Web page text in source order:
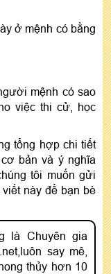
ở mệnh có bằng
mệnh có sao
việc thi cử, học
tổng hợp chi tiết
bản và ý nghĩa
tôi muốn gửi
này để bạn bè
là Chuyên gia
say mê,
thủy hơn 10